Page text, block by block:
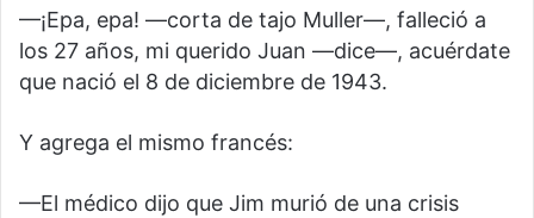
—¡Epa, epa! —corta de tajo Muller—, falleció a
los 27 años, mi querido Juan —dice—, acuérdate
que nació el 8 de diciembre de 1943.
Y agrega el mismo francés:
—El médico dijo que Jim murió de una crisis